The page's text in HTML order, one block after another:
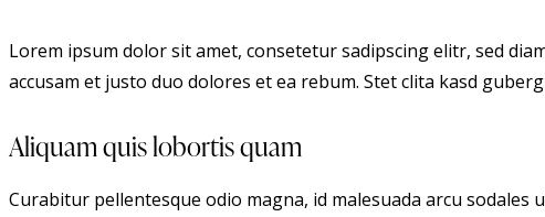
Lorem ipsum dolor sit amet, consetetur sadipscing elitr, sed
accusam et justo duo dolores et ea rebum. Stet clita kasd
Aliquam quis lobortis quam
Curabitur pellentesque odio magna, id malesuada arcu sodales